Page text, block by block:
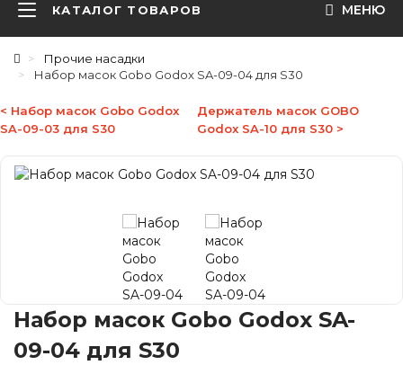
КАТАЛОГ ТОВАРОВ МЕНЮ
Прочие насадки
Набор масок Gobo Godox SA-09-04 для S30
< Набор масок Gobo Godox
SA-09-03 для S30
Держатель масок GOBO
Godox SA-10 для S30 >
Набор масок Gobo Godox SA-
09-04 для S30